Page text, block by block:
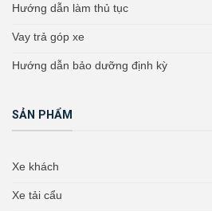
Hướng dẫn làm thủ tục
Vay trả góp xe
Hướng dẫn bảo dưỡng định kỳ
SẢN PHẨM
Xe khách
Xe tải cẩu